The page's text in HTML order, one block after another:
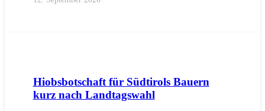
Hiobsbotschaft für Südtirols Bauern
kurz nach Landtagswahl